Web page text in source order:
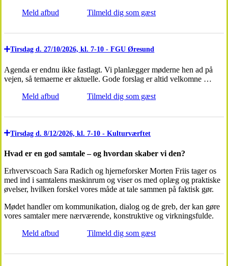
Meld afbud
Tilmeld dig som gæst
Tirsdag d. 27/10/2026, kl. 7-10 - FGU Øresund
Agenda er endnu ikke fastlagt. Vi planlægger møderne hen ad på
vejen, så temaerne er aktuelle. Gode forslag er altid velkomne …
Meld afbud
Tilmeld dig som gæst
Tirsdag d. 8/12/2026, kl. 7-10 - Kulturværftet
Hvad er en god samtale – og hvordan skaber vi den?
Erhvervscoach Sara Radich og hjerneforsker Morten Friis tager os
med ind i samtalens maskinrum og viser os med oplæg og praktiske
øvelser, hvilken forskel vores måde at tale sammen på faktisk gør.
Mødet handler om kommunikation, dialog og de greb, der kan gøre
vores samtaler mere nærværende, konstruktive og virkningsfulde.
Meld afbud
Tilmeld dig som gæst